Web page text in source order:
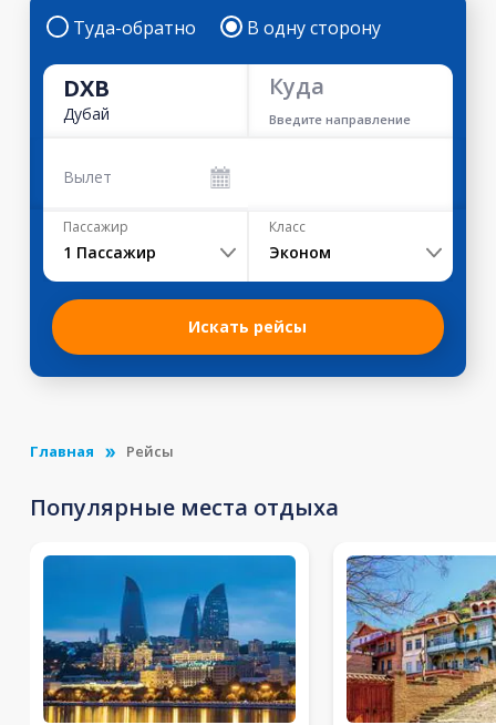
Туда-обратно В одну сторону
DXB
Дубай
Куда
Введите направление
Вылет
Пассажир
1 Пассажир
Класс
Эконом
Искать рейсы
Главная Рейсы
Популярные места отдыха